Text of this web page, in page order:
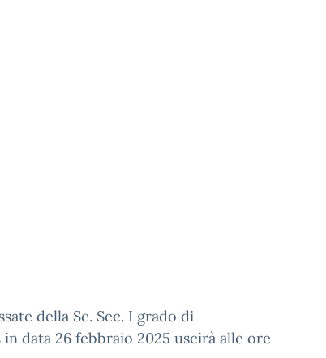
della Sc. Sec. I grado di
in data 26 febbraio 2025 uscirà alle ore